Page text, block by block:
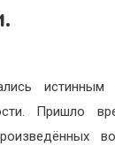
Пришло